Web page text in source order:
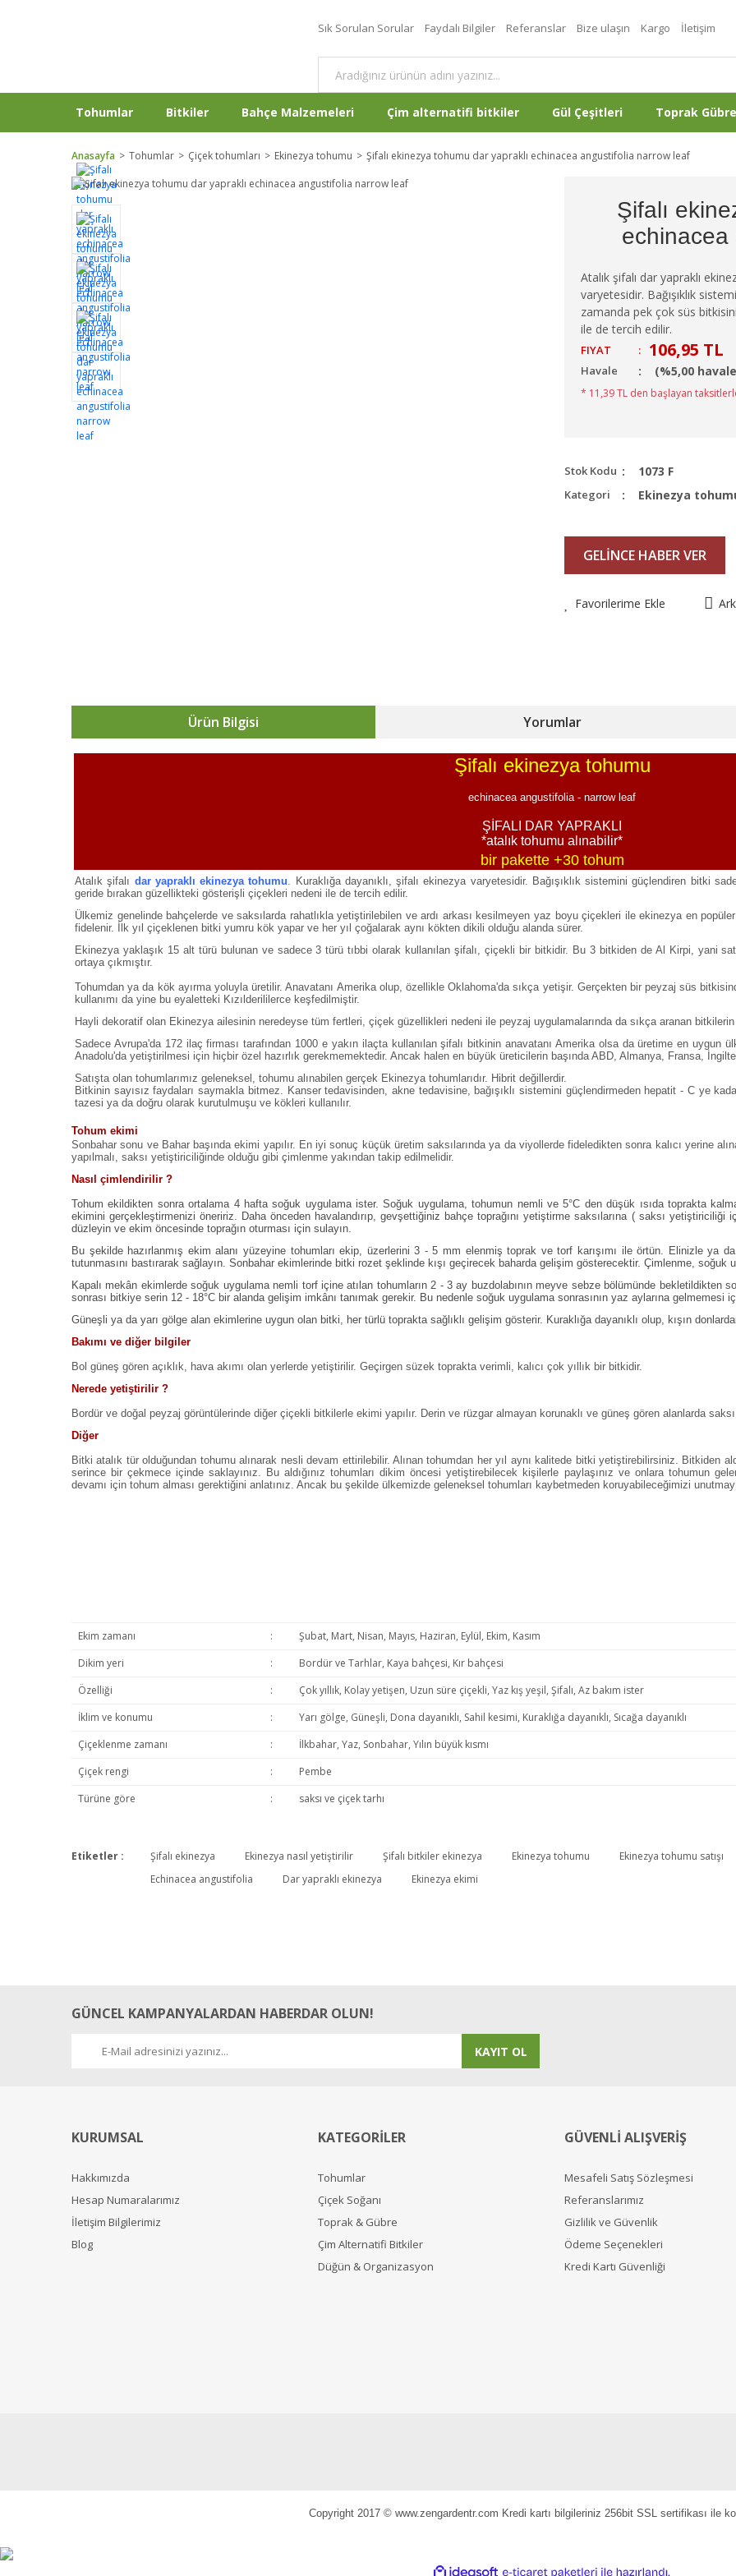
Sık Sorulan Sorular Faydalı Bilgiler Referanslar Bize ulaşın Kargo İletişim
Tohumlar Bitkiler Bahçe Malzemeleri Çim alternatifi bitkiler Gül Çeşitleri Toprak Gübre
Anasayfa Tohumlar Çiçek tohumları Ekinezya tohumu Şifalı ekinezya tohumu dar yapraklı echinacea angustifolia narrow leaf
Şifalı
echinacea
Atalık şifalı dar yapraklı
varyetesidir. Bağışıklık
zamanda pek çok süs
ile de tercih edilir.
FIYAT : 106,95 TL
Havale (%5,00
* 11,39 TL den başlayan
Stok Kodu 1073 F
Kategori Ekinezya
GELİNCE HABER VER
Favorilerime Ekle
Ürün Bilgisi Yorumlar
Şifalı ekinezya tohumu
echinacea angustifolia - narrow leaf
ŞİFALI DAR YAPRAKLI
*atalık tohumu alınabilir*
bir pakette +30 tohum
Atalık şifalı dar yapraklı ekinezya tohumu. Kuraklığa dayanıklı, şifalı ekinezya varyetesidir. Bağışıklık sistemini güçlendiren bitki
geride bırakan güzellikteki gösterişli çiçekleri nedeni ile de tercih edilir.
Ülkemiz genelinde bahçelerde ve saksılarda rahatlıkla yetiştirilebilen ve ardı arkası kesilmeyen yaz boyu çiçekleri ile ekinezya en
fidelenir. İlk yıl çiçeklenen bitki yumru kök yapar ve her yıl çoğalarak aynı kökten dikili olduğu alanda sürer.
Ekinezya yaklaşık 15 alt türü bulunan ve sadece 3 türü tıbbi olarak kullanılan şifalı, çiçekli bir bitkidir. Bu 3 bitkiden de Al Kirpi, yani
ortaya çıkmıştır.
Tohumdan ya da kök ayırma yoluyla üretilir. Anavatanı Amerika olup, özellikle Oklahoma'da sıkça yetişir. Gerçekten bir peyzaj süs
kullanımı da yine bu eyaletteki Kızılderililerce keşfedilmiştir.
Hayli dekoratif olan Ekinezya ailesinin neredeyse tüm fertleri, çiçek güzellikleri nedeni ile peyzaj uygulamalarında da sıkça aranan bitkilerin
Sadece Avrupa'da 172 ilaç firması tarafından 1000 e yakın ilaçta kullanılan şifalı bitkinin anavatanı Amerika olsa da üretime en uygun
Anadolu'da yetiştirilmesi için hiçbir özel hazırlık gerekmemektedir. Ancak halen en büyük üreticilerin başında ABD, Almanya, Fransa,
Satışta olan tohumlarımız geleneksel, tohumu alınabilen gerçek Ekinezya tohumlarıdır. Hibrit değillerdir.
Bitkinin sayısız faydaları saymakla bitmez. Kanser tedavisinden, akne tedavisine, bağışıklı sistemini güçlendirmeden hepatit - C ye
tazesi ya da doğru olarak kurutulmuşu ve kökleri kullanılır.
Tohum ekimi
Sonbahar sonu ve Bahar başında ekimi yapılır. En iyi sonuç küçük üretim saksılarında ya da viyollerde fideledikten sonra kalıcı yerine
yapılmalı, saksı yetiştiriciliğinde olduğu gibi çimlenme yakından takip edilmelidir.
Nasıl çimlendirilir ?
Tohum ekildikten sonra ortalama 4 hafta soğuk uygulama ister. Soğuk uygulama, tohumun nemli ve 5°C den düşük ısıda toprakta
ekimini gerçekleştirmenizi öneririz. Daha önceden havalandırıp, gevşettiğiniz bahçe toprağını yetiştirme saksılarına ( saksı yetiştiriciliği
düzleyin ve ekim öncesinde toprağın oturması için sulayın.
Bu şekilde hazırlanmış ekim alanı yüzeyine tohumları ekip, üzerlerini 3 - 5 mm elenmiş toprak ve torf karışımı ile örtün. Elinizle ya
tutunmasını bastırarak sağlayın. Sonbahar ekimlerinde bitki rozet şeklinde kışı geçirecek baharda gelişim gösterecektir. Çimlenme,
Kapalı mekân ekimlerde soğuk uygulama nemli torf içine atılan tohumların 2 - 3 ay buzdolabının meyve sebze bölümünde bekletildikten
sonrası bitkiye serin 12 - 18°C bir alanda gelişim imkânı tanımak gerekir. Bu nedenle soğuk uygulama sonrasının yaz aylarına gelmemesi
Güneşli ya da yarı gölge alan ekimlerine uygun olan bitki, her türlü toprakta sağlıklı gelişim gösterir. Kuraklığa dayanıklı olup, kışın
Bakımı ve diğer bilgiler
Bol güneş gören açıklık, hava akımı olan yerlerde yetiştirilir. Geçirgen süzek toprakta verimli, kalıcı çok yıllık bir bitkidir.
Nerede yetiştirilir ?
Bordür ve doğal peyzaj görüntülerinde diğer çiçekli bitkilerle ekimi yapılır. Derin ve rüzgar almayan korunaklı ve güneş gören alanlarda
Diğer
Bitki atalık tür olduğundan tohumu alınarak nesli devam ettirilebilir. Alınan tohumdan her yıl aynı kalitede bitki yetiştirebilirsiniz. Bitkiden
serince bir çekmece içinde saklayınız. Bu aldığınız tohumları dikim öncesi yetiştirebilecek kişilerle paylaşınız ve onlara tohumun
devamı için tohum alması gerektiğini anlatınız. Ancak bu şekilde ülkemizde geleneksel tohumları kaybetmeden koruyabileceğimizi
Ekim zamanı :
Şubat, Mart, Nisan, Mayıs, Haziran, Eylül, Ekim, Kasım
Dikim yeri
:
Bordür ve Tarhlar, Kaya bahçesi, Kır bahçesi
Özelliği
:
Çok yıllık, Kolay yetişen, Uzun süre çiçekli, Yaz kış yeşil, Şifalı, Az bakım ister
İklim ve konumu
:
Yarı gölge, Güneşli, Dona dayanıklı, Sahil kesimi, Kuraklığa dayanıklı, Sıcağa dayanıklı
Çiçeklenme zamanı
:
İlkbahar, Yaz, Sonbahar, Yılın büyük kısmı
Çiçek rengi
:
Pembe
Türüne göre
: saksı ve çiçek tarhı
Etiketler : Şifalı ekinezya Ekinezya nasıl yetiştirilir Şifalı bitkiler ekinezya Ekinezya tohumu Ekinezya tohumu satışı
Echinacea angustifolia
Dar yapraklı ekinezya Ekinezya ekimi
GÜNCEL KAMPANYALARDAN HABERDAR OLUN!
KAYIT OL
KURUMSAL
Hakkımızda
Hesap Numaralarımız
İletişim Bilgilerimiz
Blog
KATEGORİLER
Tohumlar
Çiçek Soğanı
Toprak & Gübre
Çim Alternatifi Bitkiler
Düğün & Organizasyon
GÜVENLİ ALIŞVERİŞ
Mesafeli Satış Sözleşmesi
Referanslarımız
Gizlilik ve Güvenlik
Ödeme Seçenekleri
Kredi Kartı Güvenliği
Copyright 2017 © www.zengardentr.com Kredi kartı bilgileriniz 256bit SSL sertifikası ile
ideasoft e-